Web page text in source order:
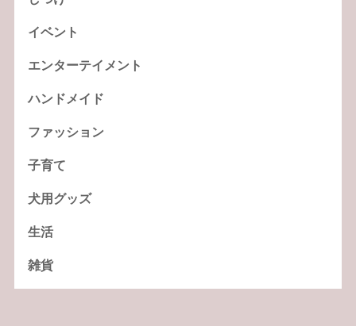
イベント
エンターテイメント
ハンドメイド
ファッション
子育て
犬用グッズ
生活
雑貨